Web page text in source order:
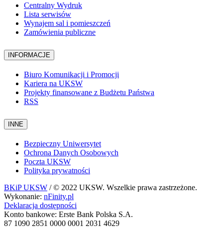
Centralny Wydruk
Lista serwisów
Wynajem sal i pomieszczeń
Zamówienia publiczne
INFORMACJE
Biuro Komunikacji i Promocji
Kariera na UKSW
Projekty finansowane z Budżetu Państwa
RSS
INNE
Bezpieczny Uniwersytet
Ochrona Danych Osobowych
Poczta UKSW
Polityka prywatności
BKiP UKSW / © 2022 UKSW. Wszelkie prawa zastrzeżone.
Wykonanie: nFinity.pl
Deklaracja dostępności
Konto bankowe: Erste Bank Polska S.A.
87 1090 2851 0000 0001 2031 4629